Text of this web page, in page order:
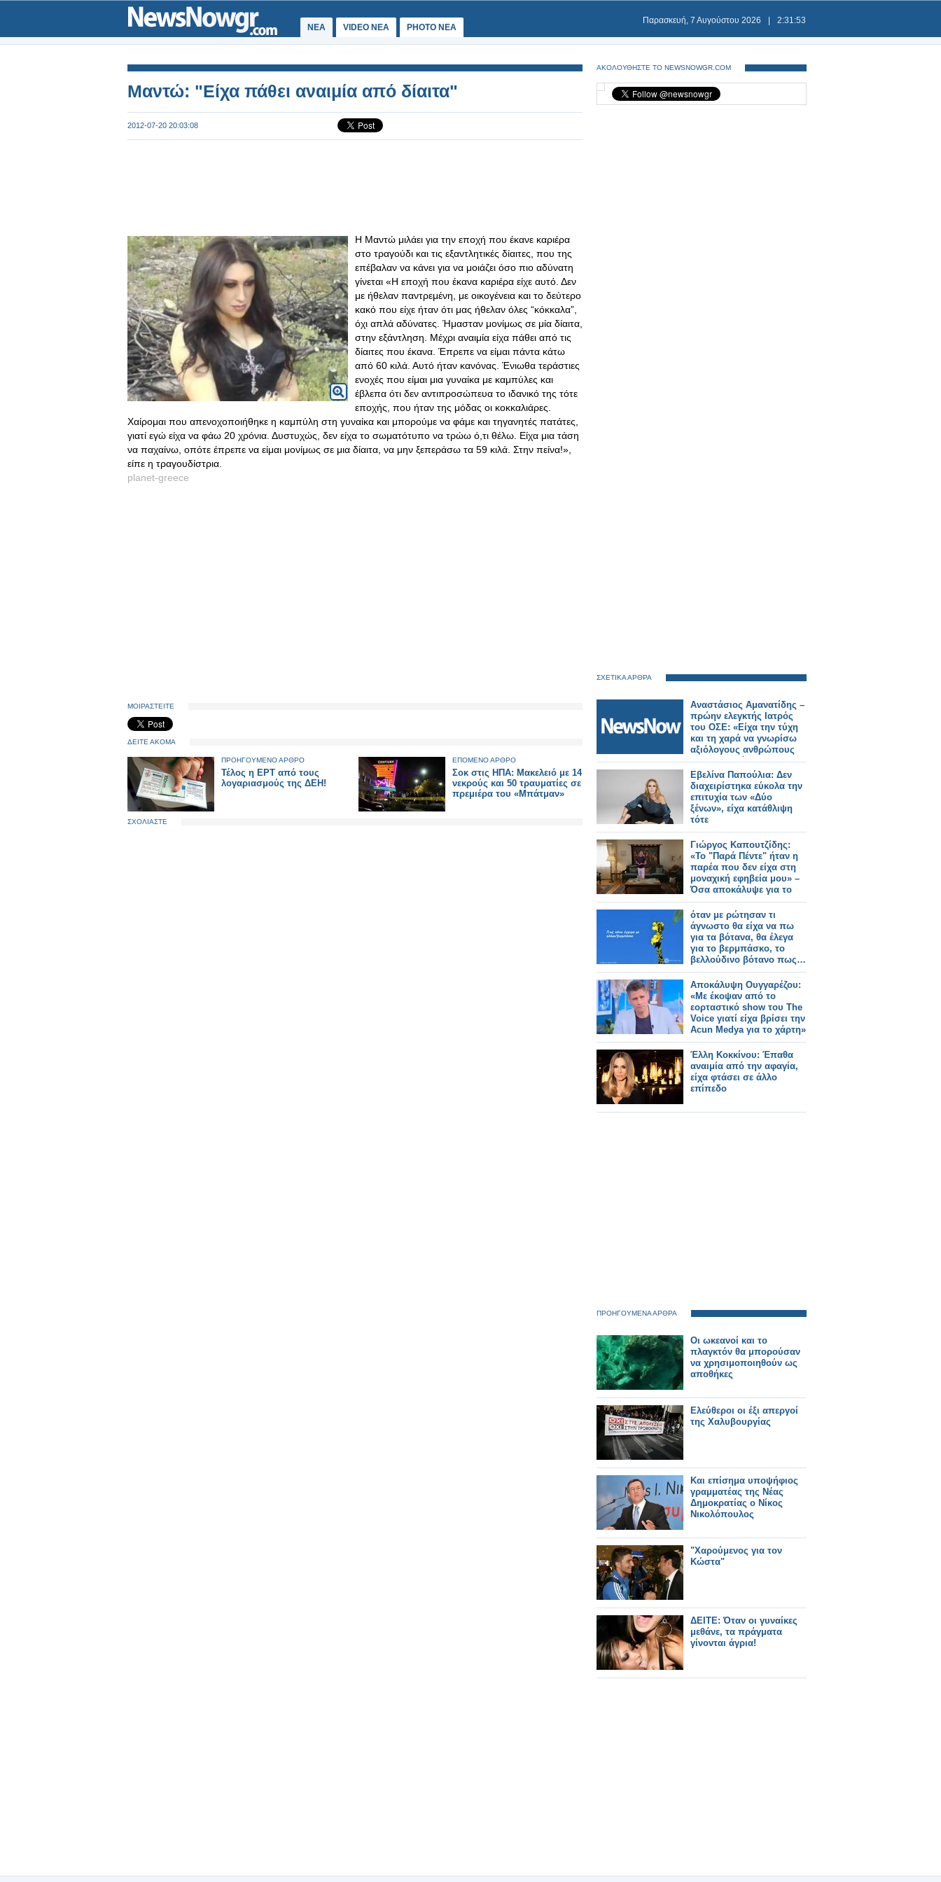
ΝΕΑ VIDEO NEA PHOTO NEA
Παρασκευή, 7 Αυγούστου 2026 2:31:53
Μαντώ: "Είχα πάθει αναιμία από δίαιτα"
2012-07-20 20:03:08
Η Μαντώ μιλάει για την εποχή που έκανε καριέρα
στο τραγούδι και τις εξαντλητικές δίαιτες, που της
επέβαλαν να κάνει για να μοιάζει όσο πιο αδύνατη
γίνεται «Η εποχή που έκανα καριέρα είχε αυτό. Δεν
με ήθελαν παντρεμένη, με οικογένεια και το δεύτερο
κακό που είχε ήταν ότι μας ήθελαν όλες “κόκκαλα”,
όχι απλά αδύνατες. Ήμασταν μονίμως σε μία δίαιτα,
στην εξάντληση. Μέχρι αναιμία είχα πάθει από τις
δίαιτες που έκανα. Έπρεπε να είμαι πάντα κάτω
από 60 κιλά. Αυτό ήταν κανόνας. Ένιωθα τεράστιες
ενοχές που είμαι μια γυναίκα με καμπύλες και
έβλεπα ότι δεν αντιπροσώπευα το ιδανικό της τότε
εποχής, που ήταν της μόδας οι κοκκαλιάρες.
Χαίρομαι που απενοχοποιήθηκε η καμπύλη στη γυναίκα και μπορούμε να φάμε και τηγανητές πατάτες,
γιατί εγώ είχα να φάω 20 χρόνια. Δυστυχώς, δεν είχα το σωματότυπο να τρώω ό,τι θέλω. Είχα μια τάση
να παχαίνω, οπότε έπρεπε να είμαι μονίμως σε μια δίαιτα, να μην ξεπεράσω τα 59 κιλά. Στην πείνα!»,
είπε η τραγουδίστρια.
planet-greece
ΜΟΙΡΑΣΤΕΙΤΕ
ΔΕΙΤΕ ΑΚΟΜΑ
ΠΡΟΗΓΟΥΜΕΝΟ ΑΡΘΡΟ
Τέλος η ΕΡΤ από τους
λογαριασμούς της ΔΕΗ!
ΕΠΟΜΕΝΟ ΑΡΘΡΟ
Σοκ στις ΗΠΑ: Μακελειό με 14
νεκρούς και 50 τραυματίες σε
πρεμιέρα του «Μπάτμαν»
ΣΧΟΛΙΑΣΤΕ
ΑΚΟΛΟΥΘΗΣΤΕ ΤΟ NEWSNOWGR.COM
ΣΧΕΤΙΚΑ ΑΡΘΡΑ
Αναστάσιος Αμανατίδης –
πρώην ελεγκτής Ιατρός
του ΟΣΕ: «Είχα την τύχη
και τη χαρά να γνωρίσω
αξιόλογους ανθρώπους
στον σιδηρόδρομο»
Εβελίνα Παπούλια: Δεν
διαχειρίστηκα εύκολα την
επιτυχία των «Δύο
ξένων», είχα κατάθλιψη
τότε
Γιώργος Καπουτζίδης:
«Το "Παρά Πέντε" ήταν η
παρέα που δεν είχα στη
μοναχική εφηβεία μου» –
Όσα αποκάλυψε για το
Reunion
όταν με ρώτησαν τι
άγνωστο θα είχα να πω
για τα βότανα, θα έλεγα
για το βερμπάσκο, το
βελλούδινο βότανο πως…
Αποκάλυψη Ουγγαρέζου:
«Με έκοψαν από το
εορταστικό show του The
Voice γιατί είχα βρίσει την
Acun Medya για το χάρτη»
Έλλη Κοκκίνου: Έπαθα
αναιμία από την αφαγία,
είχα φτάσει σε άλλο
επίπεδο
ΠΡΟΗΓΟΥΜΕΝΑ ΑΡΘΡΑ
Οι ωκεανοί και το
πλαγκτόν θα μπορούσαν
να χρησιμοποιηθούν ως
αποθήκες
Ελεύθεροι οι έξι απεργοί
της Χαλυβουργίας
Και επίσημα υποψήφιος
γραμματέας της Νέας
Δημοκρατίας ο Νίκος
Νικολόπουλος
"Χαρούμενος για τον
Κώστα"
ΔΕΙΤΕ: Όταν οι γυναίκες
μεθάνε, τα πράγματα
γίνονται άγρια!